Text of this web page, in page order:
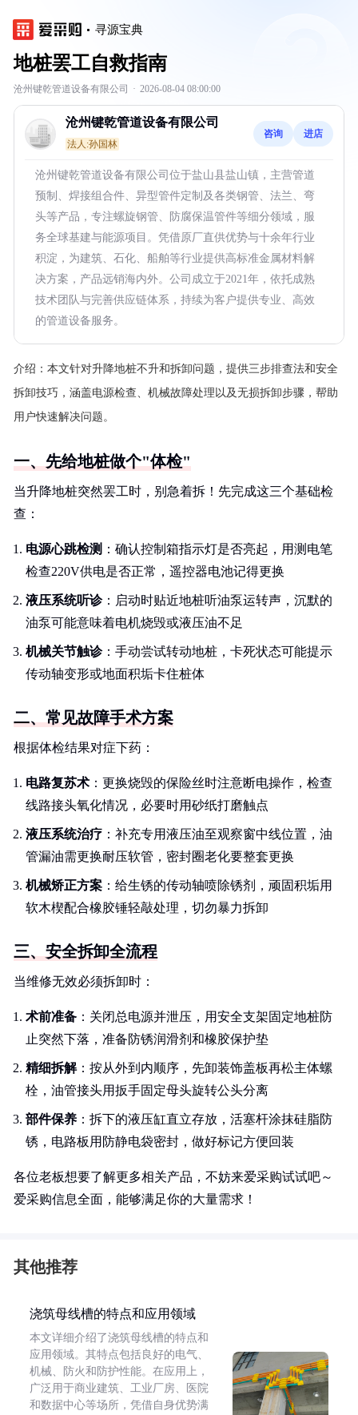
寻源宝典
地桩罢工自救指南
沧州键乾管道设备有限公司 · 2026-08-04 08:00:00
沧州键乾管道设备有限公司
法人:孙国林
咨询 进店
沧州键乾管道设备有限公司位于盐山县盐山镇，主营管道
预制、焊接组合件、异型管件定制及各类钢管、法兰、弯
头等产品，专注螺旋钢管、防腐保温管件等细分领域，服
务全球基建与能源项目。凭借原厂直供优势与十余年行业
积淀，为建筑、石化、船舶等行业提供高标准金属材料解
决方案，产品远销海内外。公司成立于2021年，依托成熟
技术团队与完善供应链体系，持续为客户提供专业、高效
的管道设备服务。
介绍： 本文针对升降地桩不升和拆卸问题，提供三步排查法和安全
拆卸技巧，涵盖电源检查、机械故障处理以及无损拆卸步骤，帮助
用户快速解决问题。
一、先给地桩做个"体检"
当升降地桩突然罢工时，别急着拆！先完成这三个基础检
查：
电源心跳检测 ：确认控制箱指示灯是否亮起，用测电笔
检查220V供电是否正常，遥控器电池记得更换
液压系统听诊：启动时贴近地桩听油泵运转声，沉默的
油泵可能意味着电机烧毁或液压油不足
机械关节触诊：手动尝试转动地桩，卡死状态可能提示
传动轴变形或地面积垢卡住桩体
二、常见故障手术方案
根据体检结果对症下药：
电路复苏术 ：更换烧毁的保险丝时注意断电操作，检查
线路接头氧化情况，必要时用砂纸打磨触点
液压系统治疗 ：补充专用液压油至观察窗中线位置，油
管漏油需更换耐压软管，密封圈老化要整套更换
机械矫正方案 ：给生锈的传动轴喷除锈剂，顽固积垢用
软木楔配合橡胶锤轻敲处理，切勿暴力拆卸
三、安全拆卸全流程
当维修无效必须拆卸时：
术前准备 ：关闭总电源并泄压，用安全支架固定地桩防
止突然下落，准备防锈润滑剂和橡胶保护垫
精细拆解：按从外到内顺序，先卸装饰盖板再松主体螺
栓，油管接头用扳手固定母头旋转公头分离
部件保养 ：拆下的液压缸直立存放，活塞杆涂抹硅脂防
锈，电路板用防静电袋密封，做好标记方便回装
各位老板想要了解更多相关产品，不妨来爱采购试试吧～
爱采购信息全面，能够满足你的大量需求！
其他推荐
浇筑母线槽的特点和应用领域
本文详细介绍了浇筑母线槽的特点和
应用领域。其特点包括良好的电气、
机械、防火和防护性能。在应用上，
广泛用于商业建筑、工业厂房、医院
和数据中心等场所，凭借自身优势满